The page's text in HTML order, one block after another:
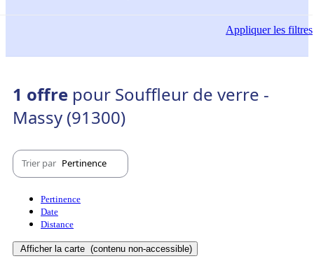
Appliquerles filtres
1 offre pour Souffleur de verre -
Massy (91300)
Trier par Pertinence
Pertinence
Date
Distance
Afficher la carte (contenu non-accessible)